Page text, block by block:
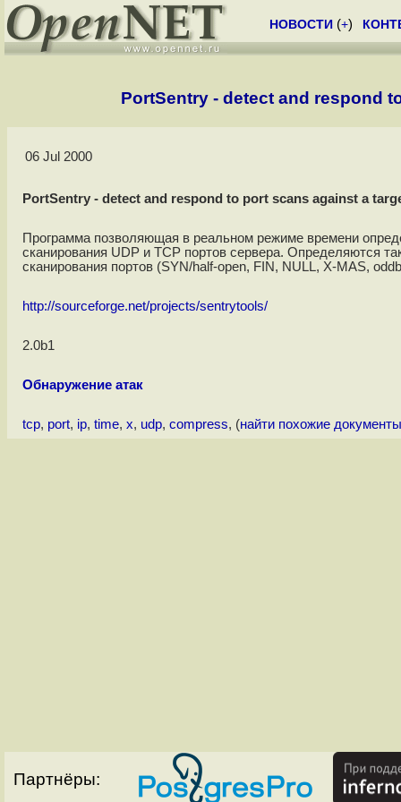
НОВОСТИ (+)
PortSentry - detect and respond
06 Jul 2000
PortSentry - detect and respond to port scans against a
Программа позволяющая в реальном режиме времени
сканирования UDP и TCP портов сервера. Определяются
сканирования портов (SYN/half-open, FIN, NULL, X-MAS,
http://sourceforge.net/projects/sentrytools/
2.0b1
Обнаружение атак
tcp, port, ip, time, x, udp, compress, (найти похожие документы
Партнёры: